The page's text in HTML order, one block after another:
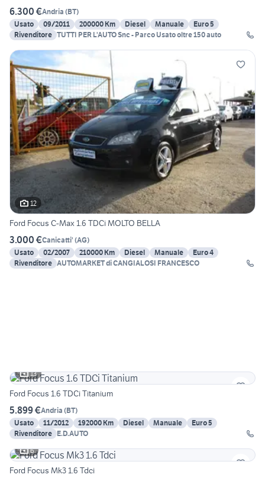
6.300 €Andria (BT)
Usato
09/2011 200000 Km Diesel Manuale
Euro 5
Rivenditore TUTTI PER L'AUTO Snc - Parco Usato oltre 150 auto
12
Ford Focus C-Max 1.6 TDCi MOLTO BELLA
3.000 €Canicatti' (AG)
Usato
02/2007 210000 Km Diesel Manuale
Euro 4
Rivenditore AUTOMARKET di CANGIALOSI FRANCESCO
13
Ford Focus 1.6 TDCi Titanium
5.899 €Andria (BT)
Usato
11/2012 192000 Km Diesel Manuale
Euro 5
Rivenditore E.D.AUTO
6
Ford Focus Mk3 1.6 Tdci